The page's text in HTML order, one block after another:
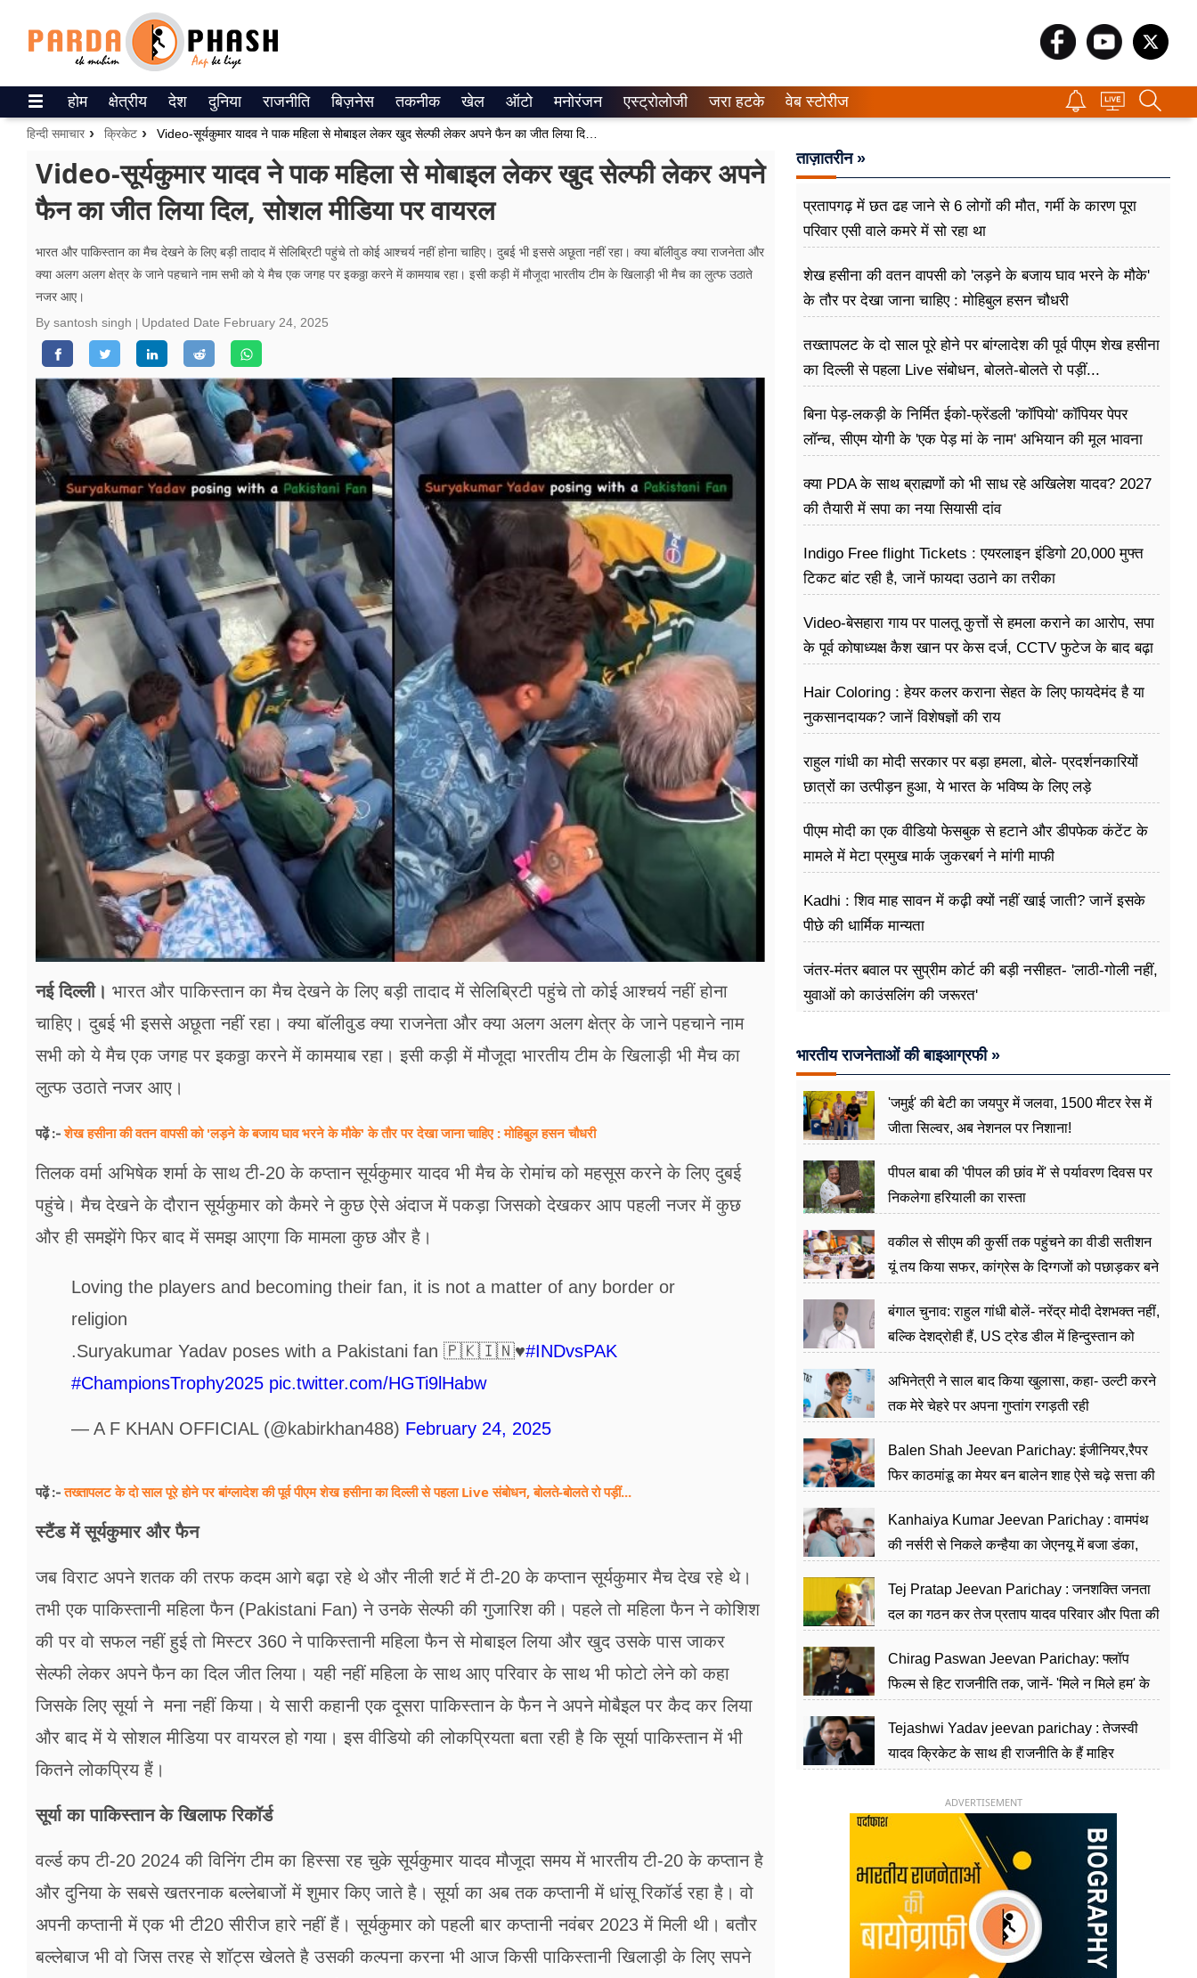
ePaper
वेब स्टोरीज
उत्तर प्रदेश
वीडियो
रिलेशनशिप
जीवन मंत्रा
फूड
सेहत
जॉब्स
शिक्षा
अन्य खबरें
होम क्षेत्रीय देश दुनिया राजनीति बिज़नेस तकनीक खेल ऑटो मनोरंजन एस्ट्रोलोजी जरा हटके वेब स्टोरीज
हिन्दी समाचार क्रिकेट
Video-सूर्यकुमार यादव ने पाक महिला से मोबाइल लेकर खुद सेल्फी लेकर अपने
फैन का जीत लिया दिल, सोशल मीडिया पर वायरल
भारत और पाकिस्तान का मैच देखने के लिए बड़ी तादाद में सेलिब्रिटी पहुंचे तो कोई आश्चर्य नहीं होना चाहिए। दुबई भी इससे अछूता नहीं रहा। क्या बॉलीवुड क्या राजनेता और
क्या अलग अलग क्षेत्र के जाने पहचाने नाम सभी को ये मैच एक जगह पर इकठ्ठा करने में कामयाब रहा। इसी कड़ी में मौजूदा भारतीय टीम के खिलाड़ी भी मैच का लुत्फ उठाते
नजर आए।
By santosh singh
Updated Date February 24, 2025
नई दिल्ली। भारत और पाकिस्तान का मैच देखने के लिए बड़ी तादाद में सेलिब्रिटी पहुंचे तो कोई आश्चर्य नहीं होना
चाहिए। दुबई भी इससे अछूता नहीं रहा। क्या बॉलीवुड क्या राजनेता और क्या अलग अलग क्षेत्र के जाने पहचाने नाम
सभी को ये मैच एक जगह पर इकठ्ठा करने में कामयाब रहा। इसी कड़ी में मौजूदा भारतीय टीम के खिलाड़ी भी मैच का
लुत्फ उठाते नजर आए।
पढ़ें :-शेख हसीना की वतन वापसी को 'लड़ने के बजाय घाव भरने के मौके' के तौर पर देखा जाना चाहिए : मोहिबुल हसन चौधरी
तिलक वर्मा अभिषेक शर्मा के साथ टी-20 के कप्तान सूर्यकुमार यादव भी मैच के रोमांच को महसूस करने के लिए दुबई
पहुंचे। मैच देखने के दौरान सूर्यकुमार को कैमरे ने कुछ ऐसे अंदाज में पकड़ा जिसको देखकर आप पहली नजर में कुछ
और ही समझेंगे फिर बाद में समझ आएगा कि मामला कुछ और है।
Loving the players and becoming their fan, it is not a matter of any border or
religion
.Suryakumar Yadav poses with a Pakistani fan 🇵🇰🇮🇳♥️#INDvsPAK
#ChampionsTrophy2025 pic.twitter.com/HGTi9lHabw
— A F KHAN OFFICIAL (@kabirkhan488) February 24, 2025
पढ़ें :-तख्तापलट के दो साल पूरे होने पर बांग्लादेश की पूर्व पीएम शेख हसीना का दिल्ली से पहला Live संबोधन, बोलते-बोलते रो पड़ीं...
स्टैंड में सूर्यकुमार और फैन
जब विराट अपने शतक की तरफ कदम आगे बढ़ा रहे थे और नीली शर्ट में टी-20 के कप्तान सूर्यकुमार मैच देख रहे थे।
तभी एक पाकिस्तानी महिला फैन (Pakistani Fan) ने उनके सेल्फी की गुजारिश की। पहले तो महिला फैन ने कोशिश
की पर वो सफल नहीं हुई तो मिस्टर 360 ने पाकिस्तानी महिला फैन से मोबाइल लिया और खुद उसके पास जाकर
सेल्फी लेकर अपने फैन का दिल जीत लिया। यही नहीं महिला के साथ आए परिवार के साथ भी फोटो लेने को कहा
जिसके लिए सूर्या ने मना नहीं किया। ये सारी कहानी एक दूसरा पाकिस्तान के फैन ने अपने मोबैइल पर कैद कर लिया
और बाद में ये सोशल मीडिया पर वायरल हो गया। इस वीडियो की लोकप्रियता बता रही है कि सूर्या पाकिस्तान में भी
कितने लोकप्रिय हैं।
सूर्या का पाकिस्तान के खिलाफ रिकॉर्ड
वर्ल्ड कप टी-20 2024 की विनिंग टीम का हिस्सा रह चुके सूर्यकुमार यादव मौजूदा समय में भारतीय टी-20 के कप्तान है
और दुनिया के सबसे खतरनाक बल्लेबाजों में शुमार किए जाते है। सूर्या का अब तक कप्तानी में धांसू रिकॉर्ड रहा है। वो
अपनी कप्तानी में एक भी टी20 सीरीज हारे नहीं हैं। सूर्यकुमार को पहली बार कप्तानी नवंबर 2023 में मिली थी। बतौर
बल्लेबाज भी वो जिस तरह से शॉट्स खेलते है उसकी कल्पना करना भी आज किसी पाकिस्तानी खिलाड़ी के लिए सपने
ताज़ातरीन »
प्रतापगढ़ में छत ढह जाने से 6 लोगों की मौत, गर्मी के कारण पूरा
परिवार एसी वाले कमरे में सो र​हा था
शेख हसीना की वतन वापसी को 'लड़ने के बजाय घाव भरने के मौके'
के तौर पर देखा जाना चाहिए : मोहिबुल हसन चौधरी
तख्तापलट के दो साल पूरे होने पर बांग्लादेश की पूर्व पीएम शेख हसीना
का दिल्ली से पहला Live संबोधन, बोलते-बोलते रो पड़ीं...
बिना पेड़-लकड़ी के निर्मित ईको-फ्रेंडली 'कॉपियो' कॉपियर पेपर
लॉन्च, सीएम योगी के 'एक पेड़ मां के नाम' अभियान की मूल भावना
क्या PDA के साथ ब्राह्मणों को भी साध रहे अखिलेश यादव? 2027
की तैयारी में सपा का नया सियासी दांव
Indigo Free flight Tickets : एयरलाइन इंडिगो 20,000 मुफ्त
टिकट बांट रही है, जानें फायदा उठाने का तरीका
Video-बेसहारा गाय पर पालतू कुत्तों से हमला कराने का आरोप, सपा
के पूर्व कोषाध्यक्ष कैश खान पर केस दर्ज, CCTV फुटेज के बाद बढ़ा
Hair Coloring : हेयर कलर कराना सेहत के लिए फायदेमंद है या
नुकसानदायक? जानें विशेषज्ञों की राय
राहुल गांधी का मोदी सरकार पर बड़ा हमला, बोले- प्रदर्शनकारियों
छात्रों का उत्पीड़न हुआ, ये भारत के भविष्य के लिए लड़े
पीएम मोदी का एक वीडियो फेसबुक से हटाने और डीपफेक कंटेंट के
मामले में मेटा प्रमुख मार्क जुकरबर्ग ने मांगी माफी
Kadhi : शिव माह सावन में कढ़ी क्यों नहीं खाई जाती? जानें इसके
पीछे की धार्मिक मान्यता
जंतर-मंतर बवाल पर सुप्रीम कोर्ट की बड़ी नसीहत- 'लाठी-गोली नहीं,
युवाओं को काउंसलिंग की जरूरत'
भारतीय राजनेताओं की बाइआग्रफी »
'जमुई' की बेटी का जयपुर में जलवा, 1500 मीटर रेस में
जीता सिल्वर, अब नेशनल पर निशाना!
पीपल बाबा की 'पीपल की छांव में' से पर्यावरण दिवस पर
निकलेगा हरियाली का रास्ता
वकील से सीएम की कुर्सी तक पहुंचने का वीडी सतीशन
यूं तय किया सफर, कांग्रेस के दिग्गजों को पछाड़कर बने
बंगाल चुनाव: राहुल गांधी बोलें- नरेंद्र मोदी देशभक्त नहीं,
बल्कि देशद्रोही हैं, US ट्रेड डील में हिन्दुस्तान को
अभिनेत्री ने साल बाद किया खुलासा, कहा- उल्टी करने
तक मेरे चेहरे पर अपना गुप्तांग रगड़ती रही
Balen Shah Jeevan Parichay: इंजीनियर,रैपर
फिर काठमांडू का मेयर बन बालेन शाह ऐसे चढ़े सत्ता की
Kanhaiya Kumar Jeevan Parichay : वामपंथ
की नर्सरी से निकले कन्हैया का जेएनयू में बजा डंका,
Tej Pratap Jeevan Parichay : जनशक्ति जनता
दल का गठन कर तेज प्रताप यादव परिवार और पिता की
Chirag Paswan Jeevan Parichay: फ्लॉप
फिल्म से हिट राजनीति तक, जानें- 'मिले न मिले हम' के
Tejashwi Yadav jeevan parichay : तेजस्वी
यादव क्रिकेट के साथ ही राजनीति के हैं माहिर
ADVERTISEMENT